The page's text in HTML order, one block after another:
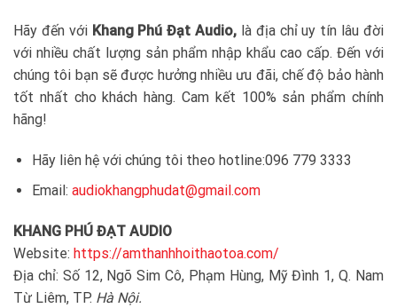
Hãy đến với Khang Phú Đạt Audio, là địa chỉ uy tín lâu đời
với nhiều chất lượng sản phẩm nhập khẩu cao cấp. Đến với
chúng tôi bạn sẽ được hưởng nhiều ưu đãi, chế độ bảo hành
tốt nhất cho khách hàng. Cam kết 100% sản phẩm chính
hãng!
Hãy liên hệ với chúng tôi theo hotline:096 779 3333
Email: audiokhangphudat@gmail.com
KHANG PHÚ ĐẠT AUDIO
Website: https://amthanhhoithaotoa.com/
Địa chỉ: Số 12, Ngõ Sim Cô, Phạm Hùng, Mỹ Đình 1, Q. Nam
Từ Liêm, TP. Hà Nội.